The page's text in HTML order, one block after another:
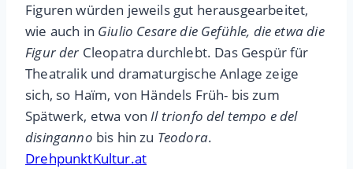
Figuren würden jeweils gut herausgearbeitet,
wie auch in Giulio Cesaredie Gefühle, die etwa die
Figur derCleopatra durchlebt. Das Gespür für
Theatralik und dramaturgische Anlage zeige
sich, so Haïm, von Händels Früh- bis zum
Spätwerk, etwa vonIl trionfo del tempo e del
disinganno bis hin zu Teodora.
DrehpunktKultur.at